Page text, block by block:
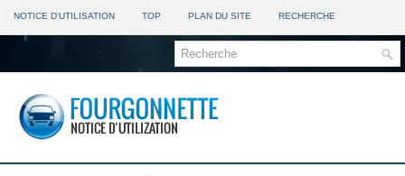
NOTICE D'UTILISATION TOP PLAN DU SITE RECHERCHE